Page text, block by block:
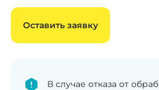
Оставить заявку
В случае отказа от